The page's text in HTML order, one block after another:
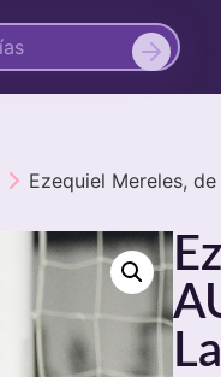
Ezequiel Mereles,